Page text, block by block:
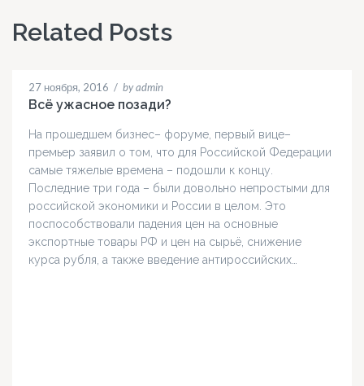
Related Posts
27 ноября, 2016 / by admin
Всё ужасное позади?
На прошедшем бизнес– форуме, первый вице–
премьер заявил о том, что для Российской Федерации
самые тяжелые времена – подошли к концу.
Последние три года – были довольно непростыми для
российской экономики и России в целом. Это
поспособствовали падения цен на основные
экспортные товары РФ и цен на сырьё, снижение
курса рубля, а также введение антироссийских…